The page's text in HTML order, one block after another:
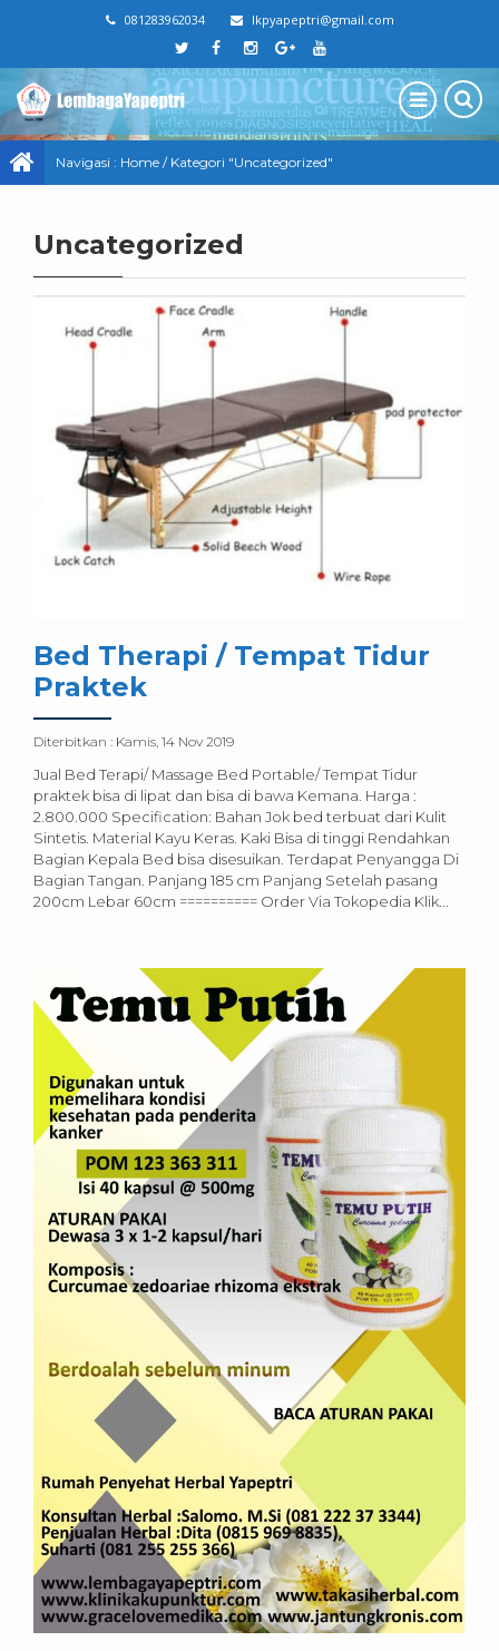
081283962034 lkpyapeptri@gmail.com
Navigasi : Home / Kategori "Uncategorized"
Uncategorized
Bed Therapi / Tempat Tidur
Praktek
Diterbitkan : Kamis, 14 Nov 2019
Jual Bed Terapi/ Massage Bed Portable/ Tempat Tidur
praktek bisa di lipat dan bisa di bawa Kemana. Harga :
2.800.000 Specification: Bahan Jok bed terbuat dari Kulit
Sintetis. Material Kayu Keras. Kaki Bisa di tinggi Rendahkan
Bagian Kepala Bed bisa disesuikan. Terdapat Penyangga Di
Bagian Tangan. Panjang 185 cm Panjang Setelah pasang
200cm Lebar 60cm ========== Order Via Tokopedia Klik...